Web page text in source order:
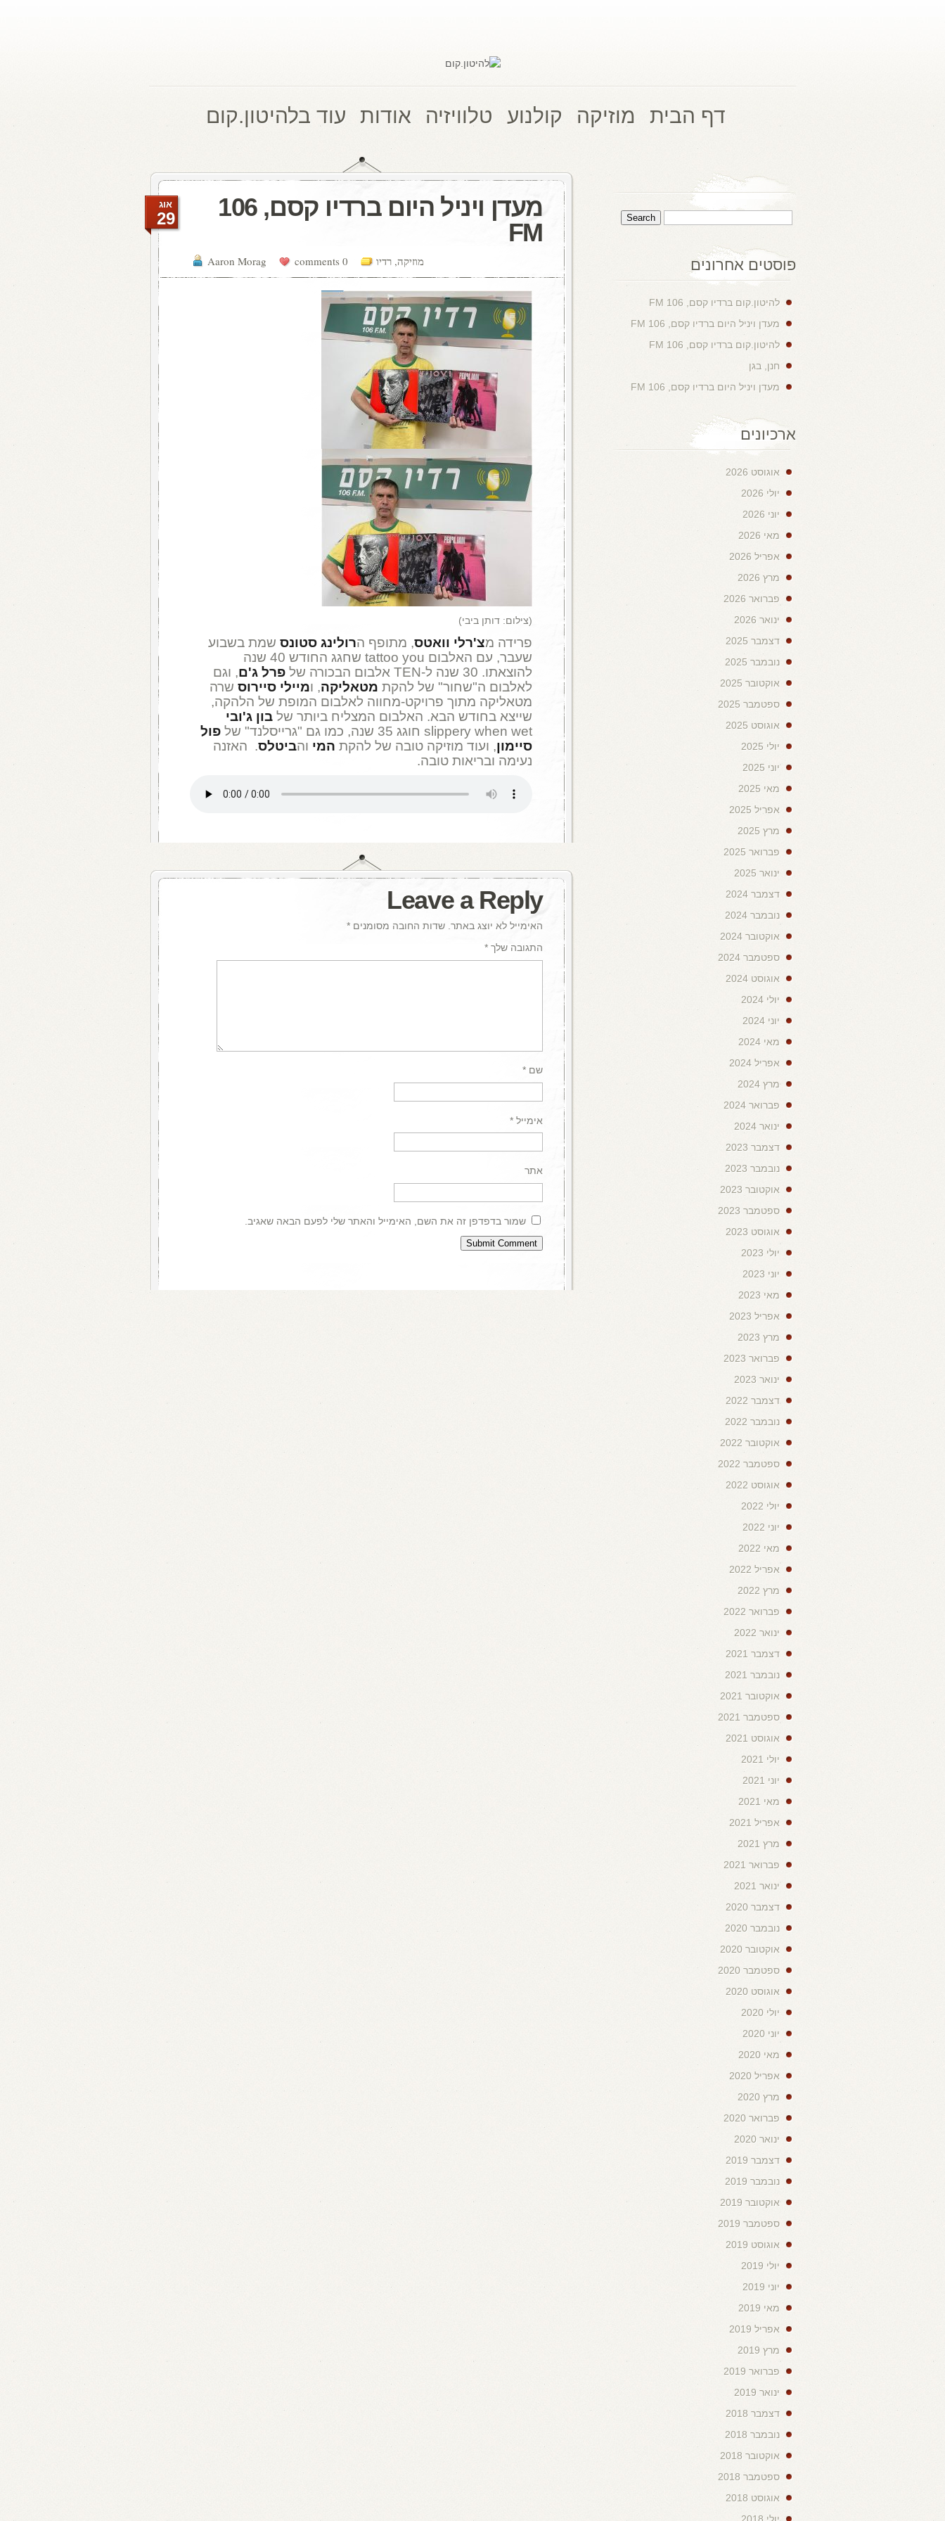
דף הבית מוזיקה קולנוע טלוויזיה אודות עוד בלהיטון.קום
מעדן ויניל היום ברדיו קסם, 106
FM
Aaron Morag 0 comments מוזיקה, רדיו
אוג
29
(צילום: דותן ביבי)
פרידה מצ'רלי וואטס, מתופף הרולינג סטונס שמת בשבוע
שעבר, עם האלבום tattoo you שחגג החודש 40 שנה
להוצאתו. 30 שנה ל-TEN אלבום הבכורה של
פרל ג'ם, וגם
לאלבום ה"שחור" של להקת מטאליקה, ומיילי סיירוס שרה
מטאליקה מתוך פרויקט-מחווה לאלבום המופת של הלהקה,
שייצא בחודש הבא. האלבום המצליח ביותר של בון ג'ובי
slippery when wet חוגג 35 שנה, כמו גם "גרייסלנד" של
פול
סיימון, ועוד מוזיקה טובה של להקת המי והביטלס. האזנה
נעימה ובריאות טובה.
Leave a Reply
האימייל לא יוצג באתר. שדות החובה מסומנים *
התגובה שלך *
שם *
אימייל *
אתר
שמור בדפדפן זה את השם, האימייל והאתר שלי לפעם הבאה שאגיב.
פוסטים אחרונים
להיטון.קום ברדיו קסם, 106 FM
מעדן ויניל היום ברדיו קסם, 106 FM
להיטון.קום ברדיו קסם, 106 FM
חנן, בגן
מעדן ויניל היום ברדיו קסם, 106 FM
ארכיונים
אוגוסט 2026
יולי 2026
יוני 2026
מאי 2026
אפריל 2026
מרץ 2026
פברואר 2026
ינואר 2026
דצמבר 2025
נובמבר 2025
אוקטובר 2025
ספטמבר 2025
אוגוסט 2025
יולי 2025
יוני 2025
מאי 2025
אפריל 2025
מרץ 2025
פברואר 2025
ינואר 2025
דצמבר 2024
נובמבר 2024
אוקטובר 2024
ספטמבר 2024
אוגוסט 2024
יולי 2024
יוני 2024
מאי 2024
אפריל 2024
מרץ 2024
פברואר 2024
ינואר 2024
דצמבר 2023
נובמבר 2023
אוקטובר 2023
ספטמבר 2023
אוגוסט 2023
יולי 2023
יוני 2023
מאי 2023
אפריל 2023
מרץ 2023
פברואר 2023
ינואר 2023
דצמבר 2022
נובמבר 2022
אוקטובר 2022
ספטמבר 2022
אוגוסט 2022
יולי 2022
יוני 2022
מאי 2022
אפריל 2022
מרץ 2022
פברואר 2022
ינואר 2022
דצמבר 2021
נובמבר 2021
אוקטובר 2021
ספטמבר 2021
אוגוסט 2021
יולי 2021
יוני 2021
מאי 2021
אפריל 2021
מרץ 2021
פברואר 2021
ינואר 2021
דצמבר 2020
נובמבר 2020
אוקטובר 2020
ספטמבר 2020
אוגוסט 2020
יולי 2020
יוני 2020
מאי 2020
אפריל 2020
מרץ 2020
פברואר 2020
ינואר 2020
דצמבר 2019
נובמבר 2019
אוקטובר 2019
ספטמבר 2019
אוגוסט 2019
יולי 2019
יוני 2019
מאי 2019
אפריל 2019
מרץ 2019
פברואר 2019
ינואר 2019
דצמבר 2018
נובמבר 2018
אוקטובר 2018
ספטמבר 2018
אוגוסט 2018